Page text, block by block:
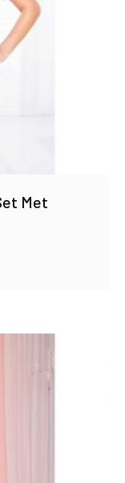
Met